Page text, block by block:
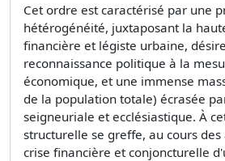
Cet ordre est caractérisé par une
hétérogénéité, juxtaposant la
financière et légiste urbaine,
reconnaissance politique à la
économique, et une immense
de la population totale) écrasée
seigneuriale et ecclésiastique. À
structurelle se greffe, au cours
crise financière et conjoncturelle